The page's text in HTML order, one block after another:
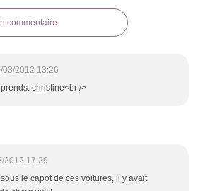
commentaire
03/2012 13:26
christine<br />
2012 17:29
le capot de ces voitures, il y avait